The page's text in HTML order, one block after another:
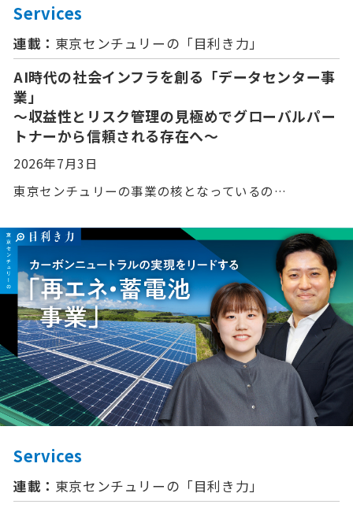
Services
連載： 東京センチュリーの「⽬利き⼒」
AI時代の社会インフラを創る「データセンター事
業」
〜収益性とリスク管理の見極めでグローバルパー
トナーから信頼される存在へ〜
2026年7月3日
東京センチュリーの事業の核となっているの…
Services
連載： 東京センチュリーの「⽬利き⼒」